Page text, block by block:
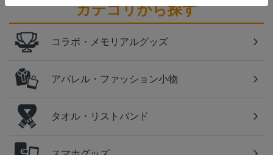
カテゴリから探す
コラボ・メモリアルグッズ
アパレル・ファッション小物
タオル・リストバンド